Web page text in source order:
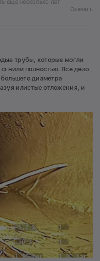
еще несколько лет
Скачать
трубы, которые могли
полностью. Все дело
большего диаметра
илистые отложения, и